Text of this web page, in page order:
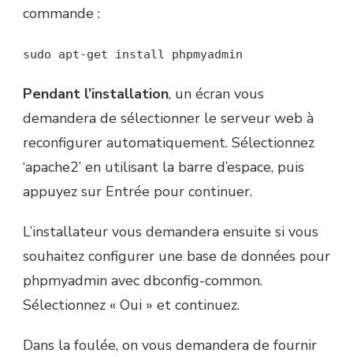
commande :
sudo apt-get install phpmyadmin
Pendant l’installation, un écran vous
demandera de sélectionner le serveur web à
reconfigurer automatiquement. Sélectionnez
‘apache2’ en utilisant la barre d’espace, puis
appuyez sur Entrée pour continuer.
L’installateur vous demandera ensuite si vous
souhaitez configurer une base de données pour
phpmyadmin avec dbconfig-common.
Sélectionnez « Oui » et continuez.
Dans la foulée, on vous demandera de fournir